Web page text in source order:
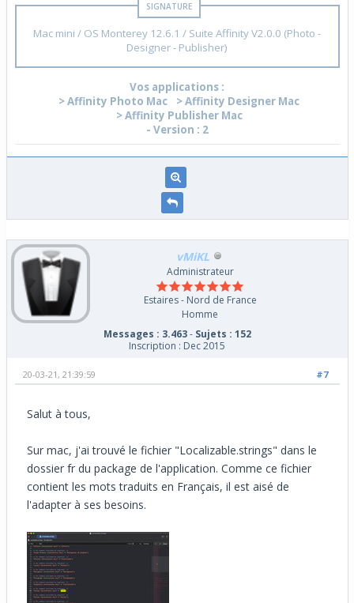
Mac mini / OS Monterey 12.6.1 / Suite Affinity V2.0.0 (Photo -
Designer - Publisher)
Vos applications :
> Affinity Photo Mac
> Affinity Designer Mac
> Affinity Publisher Mac
- Version : 2
vMiKL
Administrateur
Estaires - Nord de France
Homme
Messages : 3.463- Sujets : 152
Inscription : Dec 2015
#7
20-03-21, 21:39:59
Salut à tous,
Sur mac, j'ai trouvé le fichier "Localizable.strings" dans le
dossier fr du package de l'application. Comme ce fichier
contient les mots traduits en Français, il est aisé de
l'adapter à ses besoins.